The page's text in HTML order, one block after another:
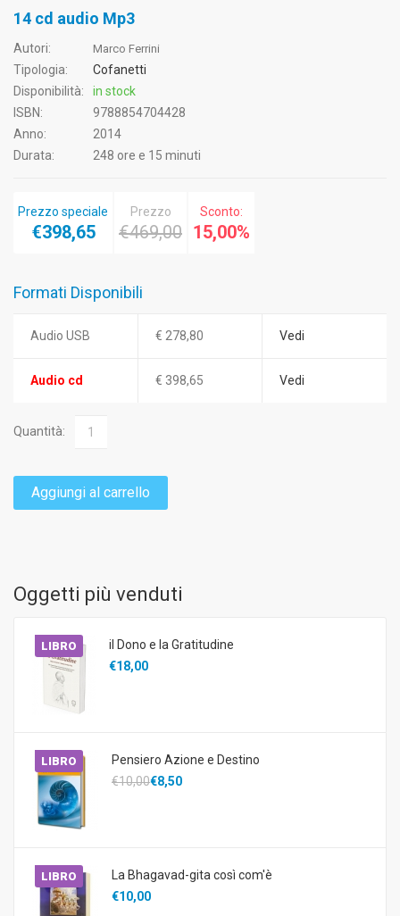
14 cd audio Mp3
Autori: Marco Ferrini
Tipologia:
Cofanetti
Disponibilità:
in stock
ISBN:
9788854704428
Anno:
2014
Durata:
248 ore e 15 minuti
Prezzo speciale
€398,65
Prezzo
€469,00
Sconto:
15,00%
Formati Disponibili
Audio USB € 278,80 Vedi
Audio cd € 398,65 Vedi
Quantità:
Aggiungi al carrello
Oggetti più venduti
LIBRO
il Dono e la Gratitudine
€18,00
LIBRO
Pensiero Azione e Destino
€10,00€8,50
LIBRO
La Bhagavad-gita così com'è
€10,00